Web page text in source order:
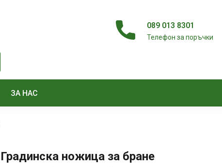
089 013 8301
Телефон за поръчки
ЗА НАС
Градинска ножица за бране